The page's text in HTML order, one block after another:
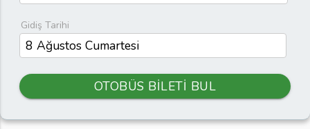
Gidiş Tarihi
OTOBÜS BİLETİ BUL